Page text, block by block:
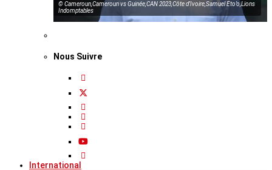
© Cameroun,Cameroun vs Guinée,CAN 2023,Côte d’Ivoire,Samuel Eto’o,Lions
Indomptables
Nous Suivre
International